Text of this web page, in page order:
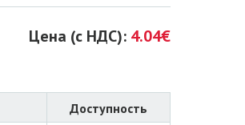
Цена (с НДС): 4.04€
Доступность